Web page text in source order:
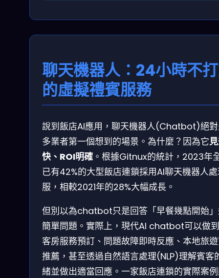
聊天機器人：24小時不
的虛擬禮賓服務
說到飯店AI應用，聊天機器人(Chatbot)絕
多業者第一個想到的場景。為什麼？因為它
快、ROI明確 。根據Gitnux的統計，2023年
已有42%的大型飯店連鎖採用AI聊天機器人
服，相較2021年的28%大幅成長。
但別以為chatbot只是回答「早餐幾點開始
簡單問題。實際上，現代AI chatbot可以做
客房服務預訂、問題故障即時反應、本地旅
推薦，甚至透過自然語言處理(NLP)理解賓客
緒並做出適當回應。一家飯店連鎖的實際案